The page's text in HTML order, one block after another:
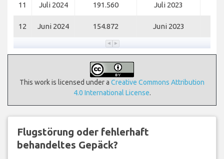
11 Juli 2024 191.560 Juli 2023
12 Juni 2024 154.872 Juni 2023
This work is licensed under a Creative Commons Attribution
4.0 International License.
Flugstörung oder fehlerhaft
behandeltes Gepäck?